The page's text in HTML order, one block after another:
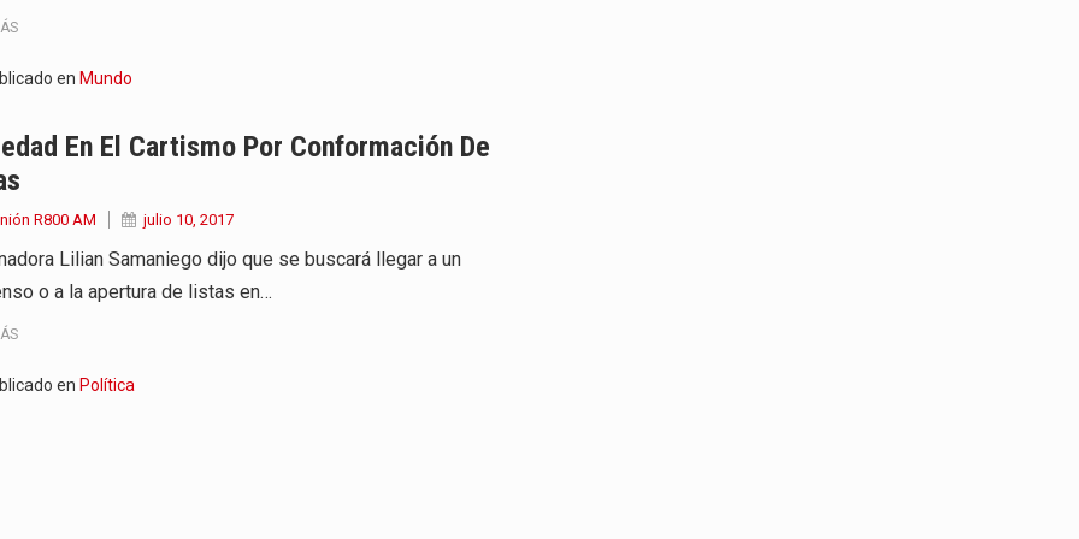
en Mundo
En El Cartismo Por Conformación De
R800 AM julio 10, 2017
Lilian Samaniego dijo que se buscará llegar a un
o a la apertura de listas en…
en Política